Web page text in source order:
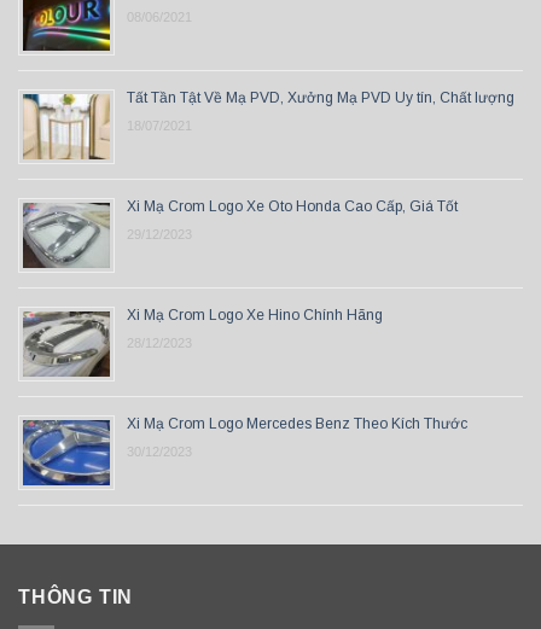
08/06/2021
Tất Tần Tật Về Mạ PVD, Xưởng Mạ PVD Uy tín, Chất lượng
18/07/2021
Xi Mạ Crom Logo Xe Oto Honda Cao Cấp, Giá Tốt
29/12/2023
Xi Mạ Crom Logo Xe Hino Chính Hãng
28/12/2023
Xi Mạ Crom Logo Mercedes Benz Theo Kích Thước
30/12/2023
THÔNG TIN